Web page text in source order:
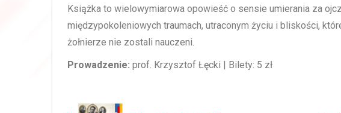
Książka to wielowymiarowa opowieść o sensie umierania za
międzypokoleniowych traumach, utraconym życiu i bliskości,
żołnierze nie zostali nauczeni.
Prowadzenie: prof. Krzysztof Łęcki | Bilety: 5 zł